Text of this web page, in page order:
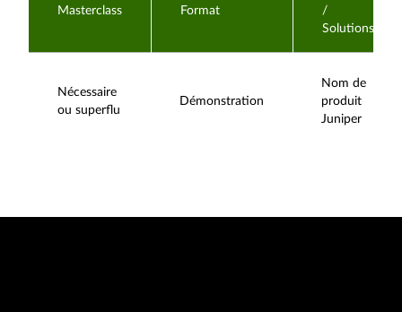
Masterclass Format
/
Solutions
Nécessaire
ou superflu
Démonstration
Nom de
produit
Juniper